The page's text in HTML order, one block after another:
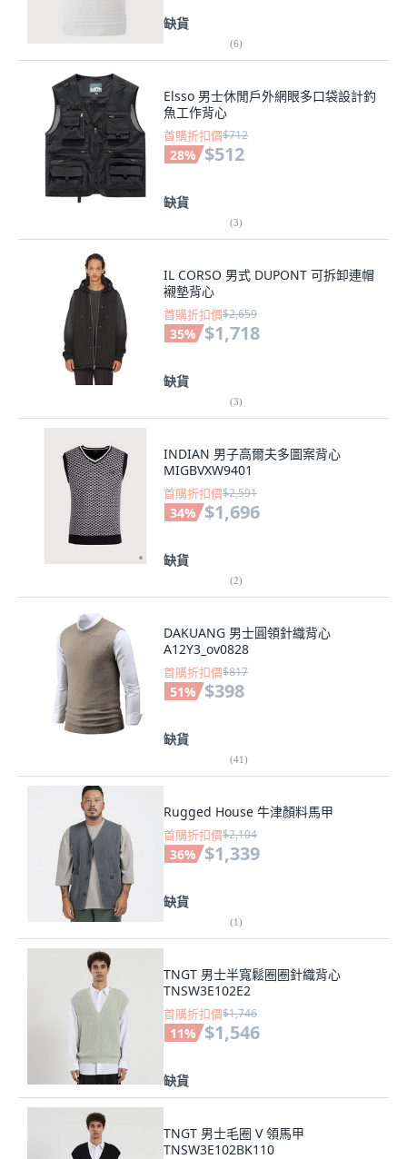
缺貨
(6)
Elsso 男士休閒戶外網眼多口袋設計釣
魚工作背心
首購折扣價$712
28% $512
缺貨
(3)
IL CORSO 男式 DUPONT 可拆卸連帽
襯墊背心
首購折扣價$2,659
35% $1,718
缺貨
(3)
INDIAN 男子高爾夫多圖案背心
MIGBVXW9401
首購折扣價$2,591
34% $1,696
缺貨
(2)
DAKUANG 男士圓領針織背心
A12Y3_ov0828
首購折扣價$817
51% $398
缺貨
(41)
Rugged House 牛津顏料馬甲
首購折扣價$2,104
36% $1,339
缺貨
(1)
TNGT 男士半寬鬆圈圈針織背心
TNSW3E102E2
首購折扣價$1,746
11% $1,546
缺貨
TNGT 男士毛圈 V 領馬甲
TNSW3E102BK110